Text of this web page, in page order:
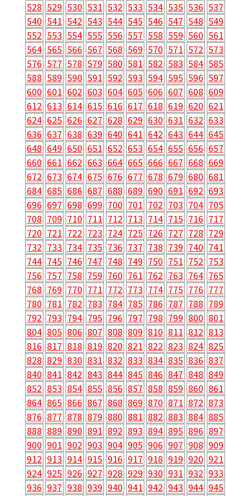
528 529 530 531 532 533 534 535 536 537
540 541 542 543 544 545 546 547 548 549
552 553 554 555 556 557 558 559 560 561
564 565 566 567 568 569 570 571 572 573
576 577 578 579 580 581 582 583 584 585
588 589 590 591 592 593 594 595 596 597
600 601 602 603 604 605 606 607 608 609
612 613 614 615 616 617 618 619 620 621
624 625 626 627 628 629 630 631 632 633
636 637 638 639 640 641 642 643 644 645
648 649 650 651 652 653 654 655 656 657
660 661 662 663 664 665 666 667 668 669
672 673 674 675 676 677 678 679 680 681
684 685 686 687 688 689 690 691 692 693
696 697 698 699 700 701 702 703 704 705
708 709 710 711 712 713 714 715 716 717
720 721 722 723 724 725 726 727 728 729
732 733 734 735 736 737 738 739 740 741
744 745 746 747 748 749 750 751 752 753
756 757 758 759 760 761 762 763 764 765
768 769 770 771 772 773 774 775 776 777
780 781 782 783 784 785 786 787 788 789
792 793 794 795 796 797 798 799 800 801
804 805 806 807 808 809 810 811 812 813
816 817 818 819 820 821 822 823 824 825
828 829 830 831 832 833 834 835 836 837
840 841 842 843 844 845 846 847 848 849
852 853 854 855 856 857 858 859 860 861
864 865 866 867 868 869 870 871 872 873
876 877 878 879 880 881 882 883 884 885
888 889 890 891 892 893 894 895 896 897
900 901 902 903 904 905 906 907 908 909
912 913 914 915 916 917 918 919 920 921
924 925 926 927 928 929 930 931 932 933
936 937 938 939 940 941 942 943 944 945